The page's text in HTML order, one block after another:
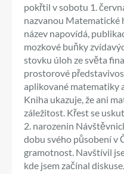
pokřtil v sobotu 1.
nazvanou Matematické
název napovídá,
mozkové buňky
stovku úloh ze světa
prostorové
aplikované matematiky
Kniha ukazuje, že ani
záležitost. Křest se
2. narozenin
dobu svého působení v
gramotnost. Navštívil
kde jsem začínal diskuse…